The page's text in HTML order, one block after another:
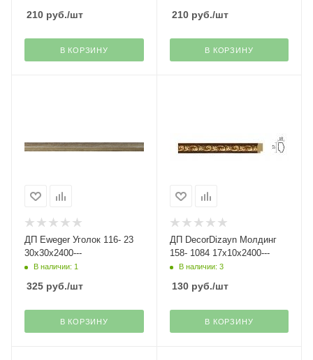
210 руб./шт
В КОРЗИНУ
210руб./шт
В КОРЗИНУ
ДП Eweger Уголок 116- 23
30х30х2400---
В наличии: 1
325 руб./шт
В КОРЗИНУ
ДП DecorDizayn Молдинг
158- 1084 17х10х2400---
В наличии: 3
130руб./шт
В КОРЗИНУ